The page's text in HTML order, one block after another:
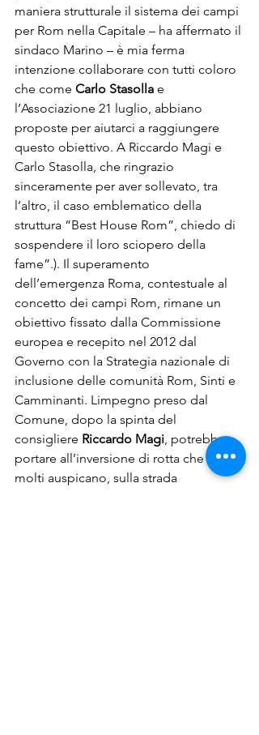
maniera strutturale il sistema dei campi
per Rom nella Capitale – ha affermato il
sindaco Marino – è mia ferma
intenzione collaborare con tutti coloro
che come Carlo Stasolla e
l’Associazione 21 luglio, abbiano
proposte per aiutarci a raggiungere
questo obiettivo. A Riccardo Magi e
Carlo Stasolla, che ringrazio
sinceramente per aver sollevato, tra
l’altro, il caso emblematico della
struttura “Best House Rom”, chiedo di
sospendere il loro sciopero della
fame”.). Il superamento
dell’emergenza Roma, contestuale al
concetto dei campi Rom, rimane un
obiettivo fissato dalla Commissione
europea e recepito nel 2012 dal
Governo con la Strategia nazionale di
inclusione delle comunità Rom, Sinti e
Camminanti. Limpegno preso dal
Comune, dopo la spinta del
consigliere Riccardo Magi, potrebbe
portare all’inversione di rotta che in
molti auspicano, sulla strada